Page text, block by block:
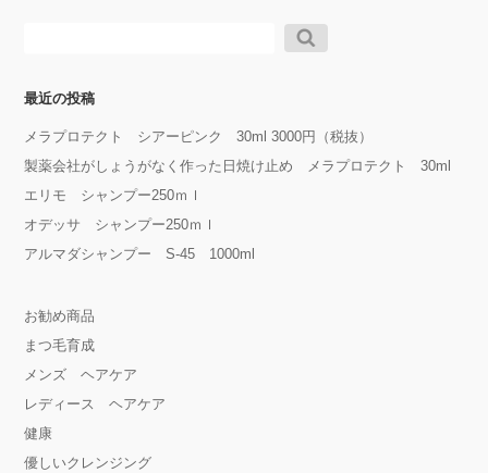
最近の投稿
メラプロテクト シアーピンク 30ml 3000円（税抜）
製薬会社がしょうがなく作った日焼け止め メラプロテクト 30ml
エリモ シャンプー250ｍｌ
オデッサ シャンプー250ｍｌ
アルマダシャンプー S-45 1000ml
お勧め商品
まつ毛育成
メンズ ヘアケア
レディース ヘアケア
健康
優しいクレンジング